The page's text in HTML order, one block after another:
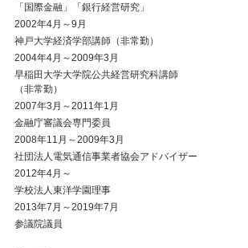
「国際金融」「銀行経営研究」
2002年4月～9月
神戸大学経済学部講師（非常勤）
2004年4月～2009年3月
早稲田大学大学院公共経営研究科講師
（非常勤）
2007年3月～2011年1月
金融庁審議会専門委員
2008年11月～2009年3月
社団法人電気通信事業者協会アドバイザー
2012年4月～
学校法人東洋学園理事
2013年7月～2019年7月
参議院議員